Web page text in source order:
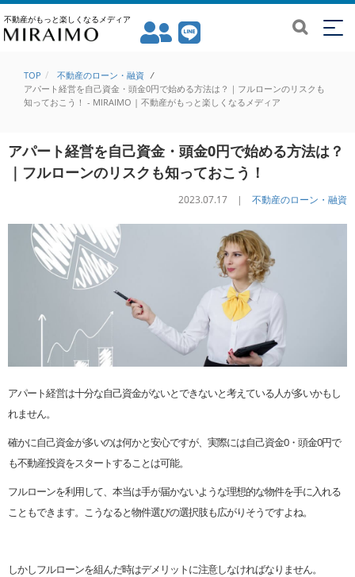
不動産がもっと楽しくなるメディア
TOP 不動産のローン・融資 /
アパート経営を自己資金・頭金0円で始める方法は？｜フルローンのリスクも
知っておこう！ - MIRAIMO | 不動産がもっと楽しくなるメディア
アパート経営を自己資金・頭金0円で始める方法は？
｜フルローンのリスクも知っておこう！
2023.07.17 | 不動産のローン・融資
アパート経営は十分な自己資金がないとできないと考えている人が多いかもし
れません。
確かに自己資金が多いのは何かと安心ですが、実際には自己資金0・頭金0円で
も不動産投資をスタートすることは可能。
フルローンを利用して、本当は手が届かないような理想的な物件を手に入れる
こともできます。こうなると物件選びの選択肢も広がりそうですよね。
しかしフルローンを組んだ時はデメリットに注意しなければなりません。